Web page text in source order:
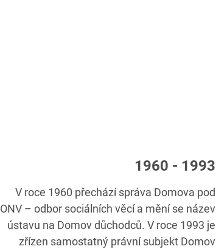
1960 - 1993
V roce 1960 přechází správa Domova pod
ONV – odbor sociálních věcí a mění se název
ústavu na Domov důchodců. V roce 1993 je
zřízen samostatný právní subjekt Domov